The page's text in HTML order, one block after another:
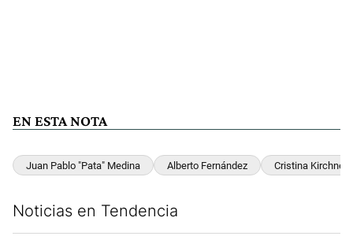
EN ESTA NOTA
Juan Pablo "Pata" Medina Alberto Fernández Cristina Kirchner
Noticias en Tendencia